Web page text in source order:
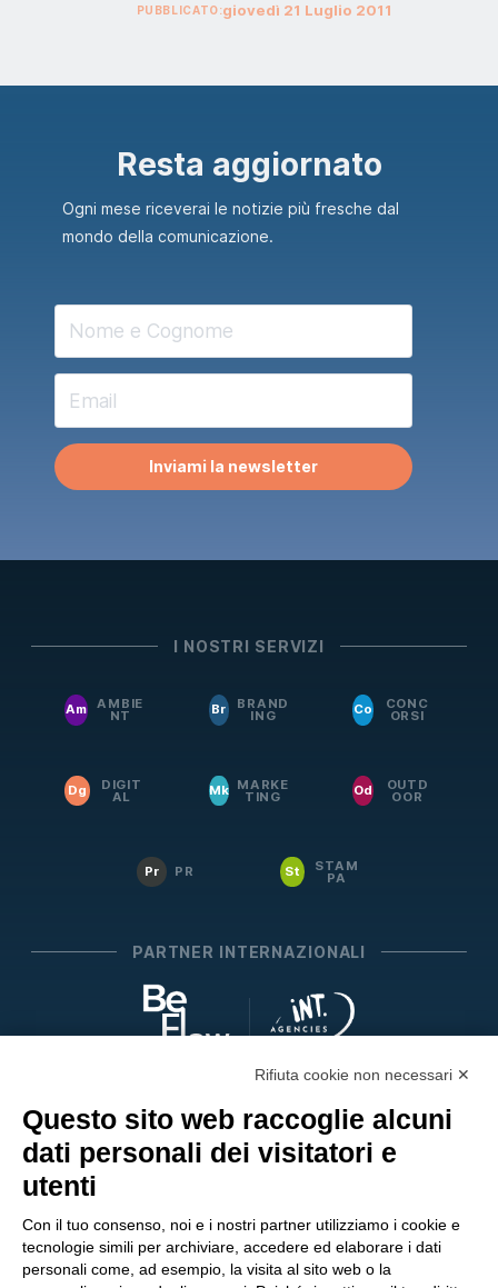
PUBBLICATO:giovedì 21 Luglio 2011
Resta aggiornato
Ogni mese riceverai le notizie più fresche dal
mondo della comunicazione.
Inviami la newsletter
I NOSTRI SERVIZI
Am AMBIE
NT Br BRAND
ING Co CONC
ORSI
Dg DIGIT
AL Mk MARKE
TING Od OUTD
OOR
Pr PR St STAM
PA
PARTNER INTERNAZIONALI
SEGUICI SUI SOCIAL
Rifiuta cookie non necessari ✕
Questo sito web raccoglie alcuni
dati personali dei visitatori e
utenti
Con il tuo consenso, noi e i nostri partner utilizziamo i cookie e
tecnologie simili per archiviare, accedere ed elaborare i dati
personali come, ad esempio, la visita al sito web o la